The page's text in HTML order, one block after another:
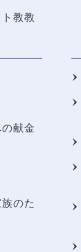
教教
献金
のた